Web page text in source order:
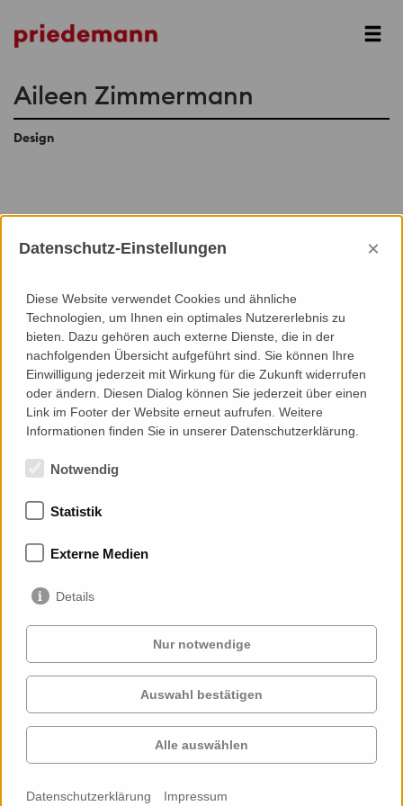
Aileen Zimmermann
Design
Mitgliedschaften
Services
Cases
Auftraggeber
Projekte
Profil
Kontakt
Datenschutz-Einstellungen ×
Diese Website verwendet Cookies und ähnliche
Technologien, um Ihnen ein optimales Nutzererlebnis zu
bieten. Dazu gehören auch externe Dienste, die in der
nachfolgenden Übersicht aufgeführt sind. Sie können Ihre
Einwilligung jederzeit mit Wirkung für die Zukunft widerrufen
oder ändern. Diesen Dialog können Sie jederzeit über einen
Link im Footer der Website erneut aufrufen. Weitere
Informationen finden Sie in unserer Datenschutzerklärung.
Notwendig
Statistik
Externe Medien
Details
Nur notwendige
Auswahl bestätigen
Alle auswählen
Datenschutzerklärung Impressum